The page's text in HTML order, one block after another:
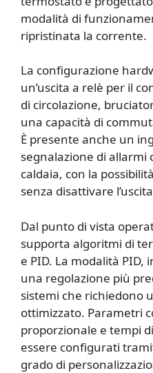
modalità di
ripristinata la corrente.
La configurazione
un’uscita a relè per il
di circolazione,
una capacità di
È presente anche un
segnalazione di allarmi
caldaia, con la
senza disattivare
Dal punto di vista
supporta algoritmi di
e PID. La modalità
una regolazione più
sistemi che richiedono
ottimizzato. Parametri
proporzionale e tempi
essere configurati
grado di